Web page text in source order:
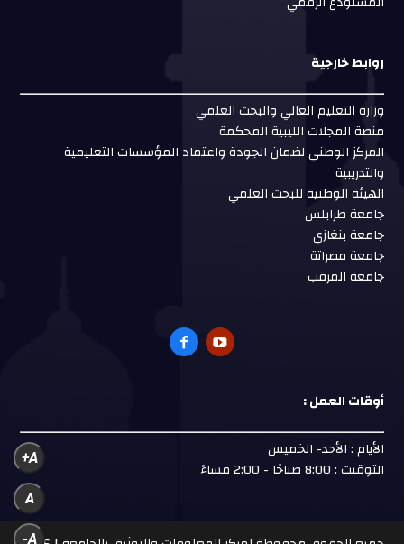
روابط خارجية
وزارة التعليم العالي والبحث العلمي
منصة المجلات الليبية المحكمة
المركز الوطني لضمان الجودة واعتماد المؤسسات التعليمية
والتدريبية
الهيئة الوطنية للبحث العلمي
جامعة طرابلس
جامعة بنغازي
جامعة مصراتة
جامعة المرقب
أوقات العمل :
الأيام : الأحد- الخميس
التوقيت : 8:00 صباحًا - 2:00 مساءً
A+
A
A-